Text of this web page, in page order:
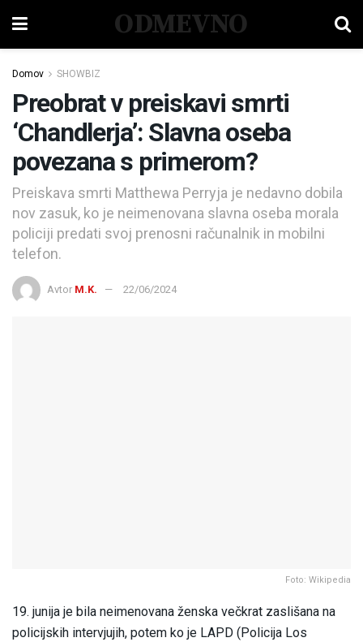
ODMEVNO
Domov SHOWBIZ
Preobrat v preiskavi smrti
‘Chandlerja’: Slavna oseba
povezana s primerom?
Preiskava smrti Matthewa Perryja je nedavno dobila
nov zasuk, ko je neimenovana slavna oseba morala
policiji predati svoj prenosni računalnik in mobilni
telefon.
Avtor M.K. 22/06/2024
Foto: Wikipedia
19. junija je bila neimenovana ženska večkrat zaslišana na
policijskih intervjujih, potem ko je LAPD (Policija Los